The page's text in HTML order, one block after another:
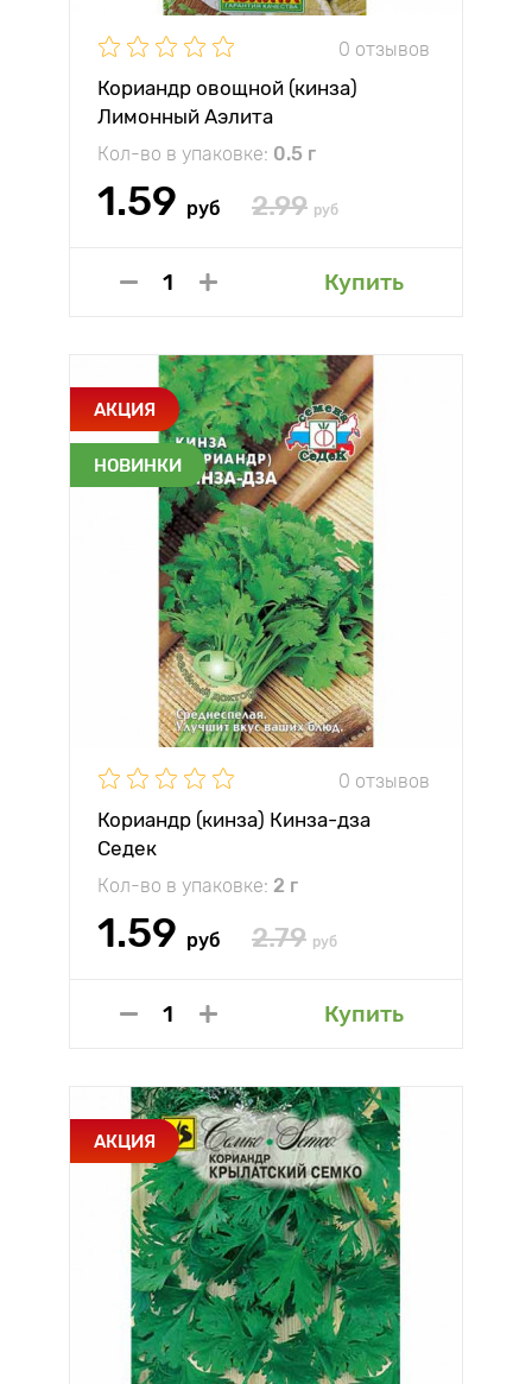
0 отзывов
Кориандр овощной (кинза)
Лимонный Аэлита
Кол-во в упаковке: 0.5 г
1.59 руб 2.99 руб
Купить
АКЦИЯ
НОВИНКИ
0 отзывов
Кориандр (кинза) Кинза-дза
Седек
Кол-во в упаковке: 2 г
1.59 руб 2.79 руб
Купить
АКЦИЯ